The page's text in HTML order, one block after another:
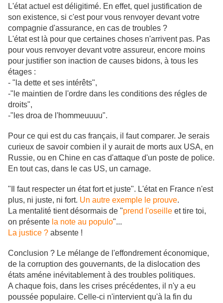
L'état actuel est déligitimé. En effet, quel justification de
son existence, si c'est pour vous renvoyer devant votre
compagnie d'assurance, en cas de troubles ?
L'état est là pour que certaines choses n'arrivent pas. Pas
pour vous renvoyer devant votre assureur, encore moins
pour justifier son inaction de causes bidons, à tous les
étages :
- "la dette et ses intérêts",
-"le maintien de l'ordre dans les conditions des régles de
droits",
-"les droa de l'hommeuuuu".
Pour ce qui est du cas français, il faut comparer. Je serais
curieux de savoir combien il y aurait de morts aux USA, en
Russie, ou en Chine en cas d'attaque d'un poste de police.
En tout cas, dans le cas US, un carnage.
"Il faut respecter un état fort et juste". L'état en France n'est
plus, ni juste, ni fort. Un autre exemple le prouve.
La mentalité tient désormais de "prend l'oseille et tire toi,
on présente la note au populo"...
La justice ? absente !
Conclusion ? Le mélange de l'effondrement économique,
de la corruption des gouvernants, de la dislocation des
états améne inévitablement à des troubles politiques.
A chaque fois, dans les crises précédentes, il n'y a eu
poussée populaire. Celle-ci n'intervient qu'à la fin du